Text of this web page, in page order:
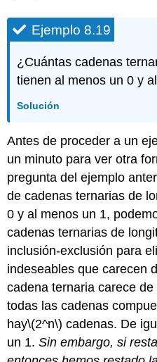
Ejemplo 8.19
¿Cuántas cadenas
tienen al menos un 0 y
Solución
Antes de proceder a un
un minuto para ver otra
pregunta del ejemplo
de cadenas ternarias de
0 y al menos un 1,
cadenas ternarias de
inclusión-exclusión para
indeseables que carecen
cadena ternaria carece
todas las cadenas
hay\(2^n\) cadenas. De
un 1.Sin embargo, si